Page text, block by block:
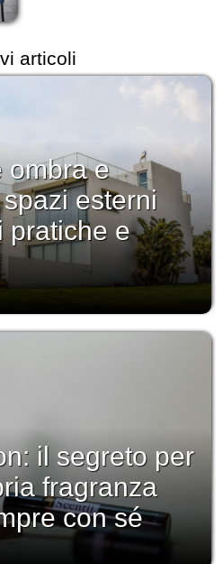
articoli
ombra e
esterni
pratiche e
il segreto per
fragranza
con sé